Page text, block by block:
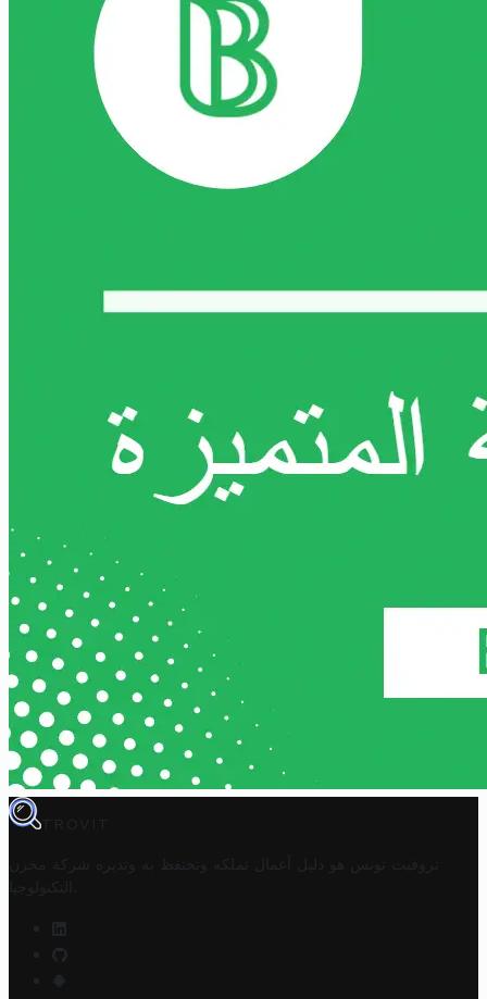
TROVIT
تروفيت تونس هو دليل أعمال تملكه وتحتفظ به وتديره
شركة مخزن
التكنولوجيا